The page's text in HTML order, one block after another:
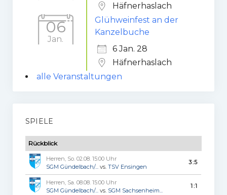
Häfnerhaslach
06
Jan.
Glühweinfest an der
Kanzelbuche
6 Jan. 28
Häfnerhaslach
alle Veranstaltungen
SPIELE
Rückblick
Herren, So. 02.08. 15:00 Uhr
SGM Gündelbach/...vs. TSV Ensingen
3:5
Herren, Sa. 08.08. 15:00 Uhr
SGM Gündelbach/...vs. SGM Sachsenheim...
1:1